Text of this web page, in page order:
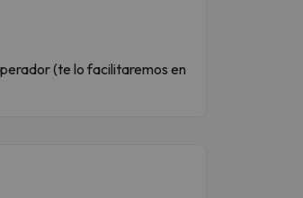
(te lo facilitaremos en